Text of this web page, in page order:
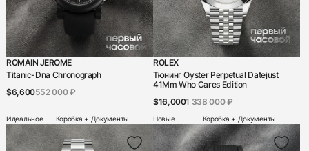
ROMAIN JEROME
Titanic-Dna Chronograph
$6,600552 000 ₽
Идеальное Коробка + Документы
ROLEX
Тюнинг Oyster Perpetual Datejust
41Mm Who Cares Edition
$16,0001 338 000 ₽
Новые Коробка + Документы